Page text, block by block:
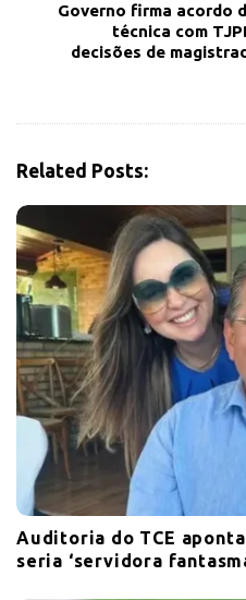
Governo firma acordo
técnica com
decisões de
Related Posts:
Auditoria do TCE
seria ‘servidora